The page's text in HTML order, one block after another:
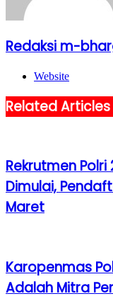
Redaksi m-
Website
Related Articles
Rekrutmen
Dimulai,
Maret
Karopenmas
Adalah Mitra